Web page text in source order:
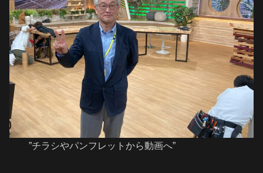
”チラシやパンフレットから動画へ”